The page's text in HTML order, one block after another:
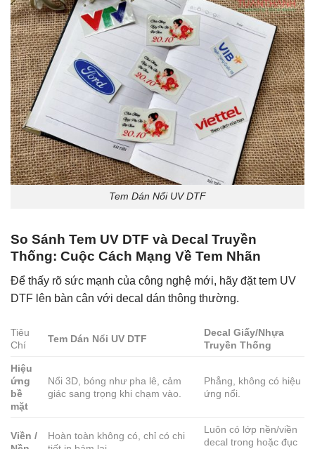
Tem Dán Nổi UV DTF
So Sánh Tem UV DTF và Decal Truyền
Thống: Cuộc Cách Mạng Về Tem Nhãn
Để thấy rõ sức mạnh của công nghệ mới, hãy đặt tem UV
DTF lên bàn cân với decal dán thông thường.
Tiêu
Chí
Tem Dán Nổi UV DTF
Decal Giấy/Nhựa
Truyền Thống
Hiệu
ứng
bề
mặt
Nổi 3D, bóng như pha lê, cảm
giác sang trọng khi chạm vào.
Phẳng, không có hiệu
ứng nổi.
Viền /
Hoàn toàn không có, chỉ có chi
Luôn có lớp nền/viền
decal trong hoặc đục